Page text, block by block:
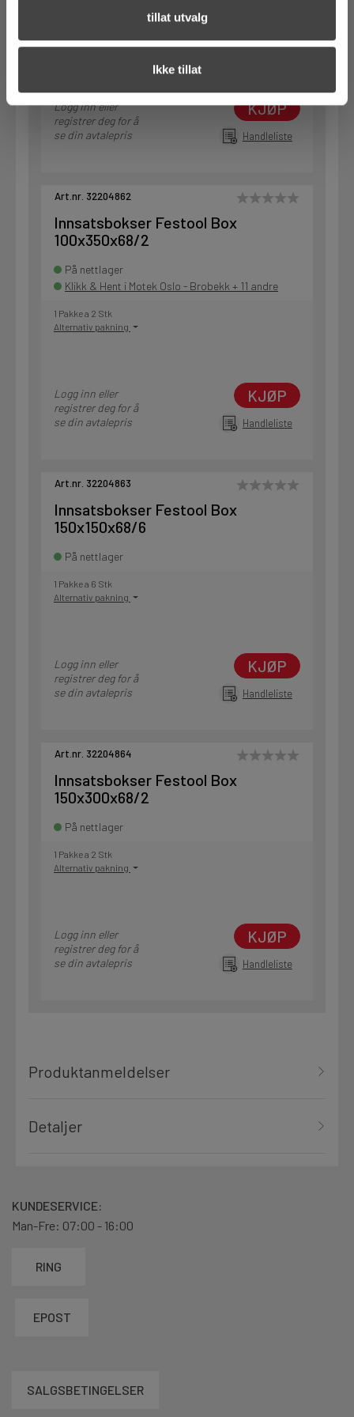
tillat utvalg
Ikke tillat
Alternativ pakning
Logg inn eller
registrer deg for å
se din avtalepris
KJØP
Handleliste
Art.nr. 32204862
Innsatsbokser Festool Box
100x350x68/2
På nettlager
Klikk & Hent i Motek Oslo - Brobekk + 11 andre
1 Pakke a 2 Stk
Alternativ pakning
Logg inn eller
registrer deg for å
se din avtalepris
KJØP
Handleliste
Art.nr. 32204863
Innsatsbokser Festool Box
150x150x68/6
På nettlager
1 Pakke a 6 Stk
Alternativ pakning
Logg inn eller
registrer deg for å
se din avtalepris
KJØP
Handleliste
Art.nr. 32204864
Innsatsbokser Festool Box
150x300x68/2
På nettlager
1 Pakke a 2 Stk
Alternativ pakning
Logg inn eller
registrer deg for å
se din avtalepris
KJØP
Handleliste
Produktanmeldelser
Detaljer
KUNDESERVICE:
Man-Fre: 07:00 - 16:00
RING
EPOST
SALGSBETINGELSER